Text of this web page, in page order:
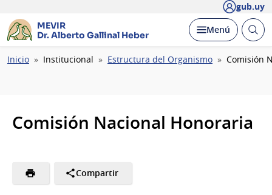
gub.uy
MEVIR
Dr. Alberto Gallinal Heber
Desplegar
Menú Abrir
Ruta
Inicio Institucional Estructura del Organismo Comisión
Comisión Nacional Honoraria
Compartir